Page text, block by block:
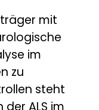
mit
im
zu
steht
ALS im